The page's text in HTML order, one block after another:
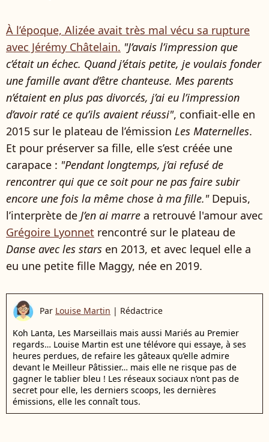
À l’époque, Alizée avait très mal vécu sa rupture
avec Jérémy Châtelain. "J’avais l’impression que
c’était un échec. Quand j’étais petite, je voulais fonder
une famille avant d’être chanteuse. Mes parents
n’étaient en plus pas divorcés, j’ai eu l’impression
d’avoir raté ce qu’ils avaient réussi", confiait-elle en
2015 sur le plateau de l’émission Les Maternelles.
Et pour préserver sa fille, elle s’est créée une
carapace : "Pendant longtemps, j’ai refusé de
rencontrer qui que ce soit pour ne pas faire subir
encore une fois la même chose à ma fille."Depuis,
l’interprète de J’en ai marre a retrouvé l'amour avec
Grégoire Lyonnet rencontré sur le plateau de
Danse avec les stars en 2013, et avec lequel elle a
eu une petite fille Maggy, née en 2019.
Par Louise Martin | Rédactrice
Koh Lanta, Les Marseillais mais aussi Mariés au Premier
regards… Louise Martin est une télévore qui essaye, à ses
heures perdues, de refaire les gâteaux qu’elle admire
devant le Meilleur Pâtissier… mais elle ne risque pas de
gagner le tablier bleu ! Les réseaux sociaux n’ont pas de
secret pour elle, les derniers scoops, les dernières
émissions, elle les connaît tous.